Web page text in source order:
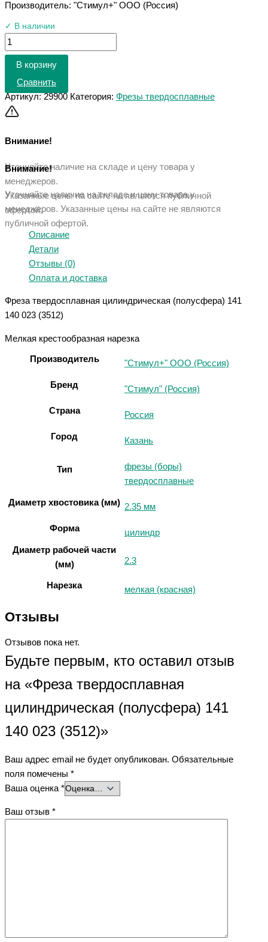
Производитель: "Стимул+" ООО (Россия)
✓ В наличии
В корзину
Сравнить
Артикул:29900 Категория: Фрезы твердосплавные
Внимание!
Уточняйте наличие на складе и цену товара у
менеджеров.
Указанные цены на сайте не являются публичной
офертой.
Внимание!
Уточняйте наличие на складе и цену товара у
менеджеров. Указанные цены на сайте не являются
публичной офертой.
Описание
Детали
Отзывы (0)
Оплата и доставка
Фреза твердосплавная цилиндрическая (полусфера) 141
140 023 (3512)
Мелкая крестообразная нарезка
Производитель "Стимул+" ООО (Россия)
Бренд "Стимул" (Россия)
Страна Россия
Город Казань
Тип
фрезы (боры)
твердосплавные
Диаметр хвостовика (мм) 2.35 мм
Форма
цилиндр
Диаметр рабочей части
(мм)
2.3
Нарезка мелкая (красная)
Отзывы
Отзывов пока нет.
Будьте первым, кто оставил отзыв
на «Фреза твердосплавная
цилиндрическая (полусфера) 141
140 023 (3512)»
Ваш адрес email не будет опубликован. Обязательные
поля помечены *
Ваша оценка *
Ваш отзыв *